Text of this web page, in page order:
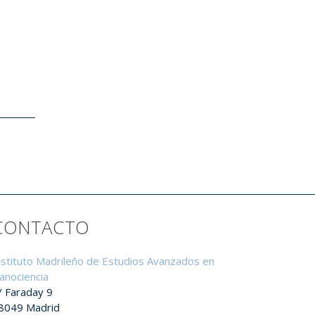
Madrileño de Estudios Avanzados en
Faraday 9
Madrid